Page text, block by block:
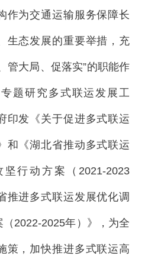
作为交通运输服务保障长
生态发展的重要举措，充
管大局、促落实”的职能作
题研究多式联运发展工
印发《关于促进多式联运
和《湖北省推动多式联运
行动方案（2021-2023
推进多式联运发展优化调
2022-2025年）》，为全
策，加快推进多式联运高